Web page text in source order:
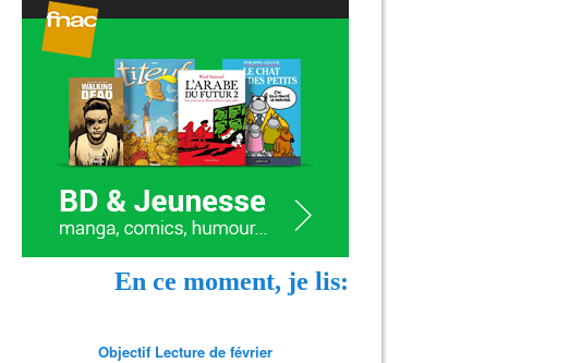
En ce moment, je lis:
Objectif Lecture de février